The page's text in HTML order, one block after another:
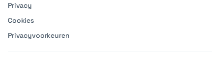
Privacy
Cookies
Privacyvoorkeuren